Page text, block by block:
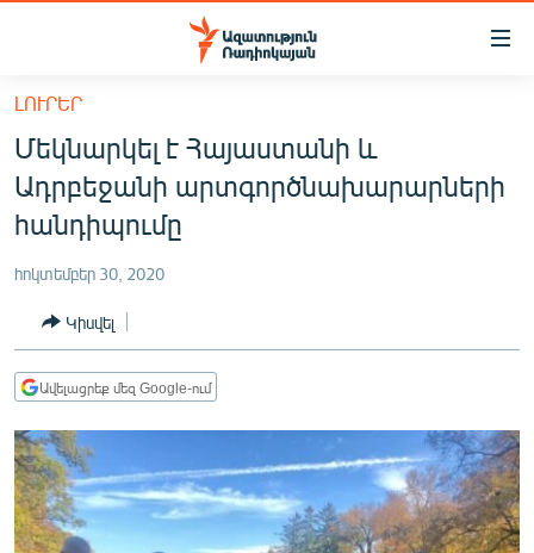
Մատչելիության
հիմնական
բովանդակությանը
Անցնել
հիմնական
մենյուին
ՀԱՅԱՍՏԱՆ
ՔԱՂԱՔԱԿԱՆ
ՀԱՍԱՐԱԿՈՒԹՅՈՒՆ
ՏՆՏԵՍՈՒԹՅՈՒՆ
ՂԱՐԱԲԱՂ
ՊԱՏԵՐԱԶՄԻ 6 ՇԱԲԱԹՆԵՐԸ
ՏԱՐԱԾԱՇՐՋԱՆ
ԼՈՒՐԵՐ
Մեկնարկել է Հայաստանի և
Ադրբեջանի արտգործնախարարների
հանդիպումը
հոկտեմբեր 30, 2020
Կիսվել
Ավելացրեք մեզ Google-ում